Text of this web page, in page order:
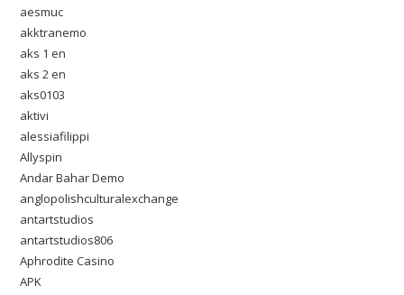
aesmuc
akktranemo
aks 1 en
aks 2 en
aks0103
aktivi
alessiafilippi
Allyspin
Andar Bahar Demo
anglopolishculturalexchange
antartstudios
antartstudios806
Aphrodite Casino
APK